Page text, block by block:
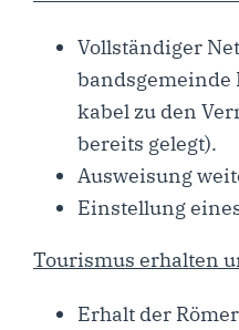
Voll­stän­di­ger
bands­ge­mein­de
ka­bel zu den
bereits gelegt).
Aus­wei­sung
Ein­stel­lung
Tou­ris­mus erhal­ten
Erhalt der